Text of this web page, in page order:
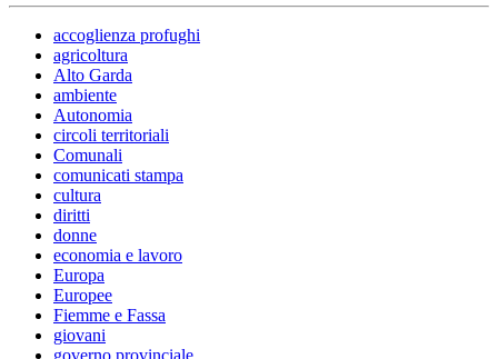
accoglienza profughi
agricoltura
Alto Garda
ambiente
Autonomia
circoli territoriali
Comunali
comunicati stampa
cultura
diritti
donne
economia e lavoro
Europa
Europee
Fiemme e Fassa
giovani